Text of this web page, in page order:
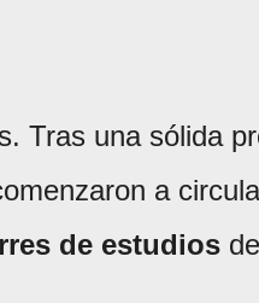
Tras una sólida
a
de estudios